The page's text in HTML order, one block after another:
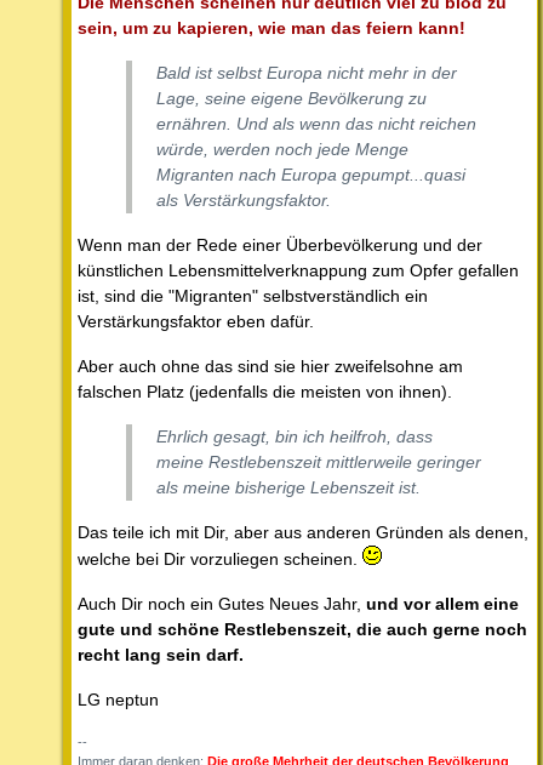
sein, um zu kapieren, wie man das feiern kann!
Bald ist selbst Europa nicht mehr in der
Lage, seine eigene Bevölkerung zu
ernähren. Und als wenn das nicht reichen
würde, werden noch jede Menge
Migranten nach Europa gepumpt...quasi
als Verstärkungsfaktor.
Wenn man der Rede einer Überbevölkerung und der
künstlichen Lebensmittelverknappung zum Opfer gefallen
ist, sind die "Migranten" selbstverständlich ein
Verstärkungsfaktor eben dafür.
Aber auch ohne das sind sie hier zweifelsohne am
falschen Platz (jedenfalls die meisten von ihnen).
Ehrlich gesagt, bin ich heilfroh, dass
meine Restlebenszeit mittlerweile geringer
als meine bisherige Lebenszeit ist.
Das teile ich mit Dir, aber aus anderen Gründen als denen,
welche bei Dir vorzuliegen scheinen.
Auch Dir noch ein Gutes Neues Jahr, und vor allem eine
gute und schöne Restlebenszeit, die auch gerne noch
recht lang sein darf.
LG neptun
--
Immer daran denken: Die große Mehrheit der deutschen Bevölkerung